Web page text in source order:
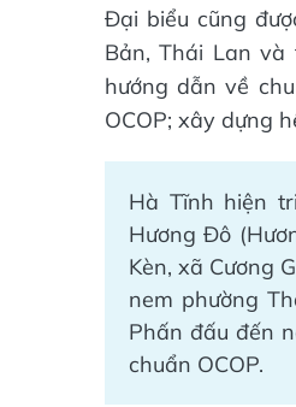
Đại biểu cũng
Bản, Thái Lan và
hướng dẫn về
OCOP; xây dựng
Hà Tĩnh hiện
Hương Đô
Kèn, xã Cương
nem phường
Phấn đấu đến
chuẩn OCOP.